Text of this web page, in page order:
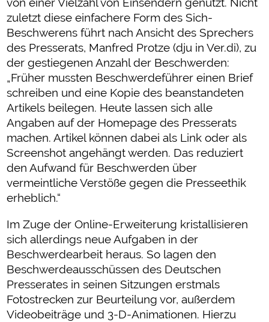
zuletzt diese einfachere Form des Sich-
Beschwerens führt nach Ansicht des Sprechers
des Presserats, Manfred Protze (dju in Ver.di), zu
der gestiegenen Anzahl der Beschwerden:
„Früher mussten Beschwerdeführer einen Brief
schreiben und eine Kopie des beanstandeten
Artikels beilegen. Heute lassen sich alle
Angaben auf der Homepage des Presserats
machen. Artikel können dabei als Link oder als
Screenshot angehängt werden. Das reduziert
den Aufwand für Beschwerden über
vermeintliche Verstöße gegen die Presseethik
erheblich.“
Im Zuge der Online-Erweiterung kristallisieren
sich allerdings neue Aufgaben in der
Beschwerdearbeit heraus. So lagen den
Beschwerdeausschüssen des Deutschen
Presserates in seinen Sitzungen erstmals
Fotostrecken zur Beurteilung vor, außerdem
Videobeiträge und 3-D-Animationen. Hierzu